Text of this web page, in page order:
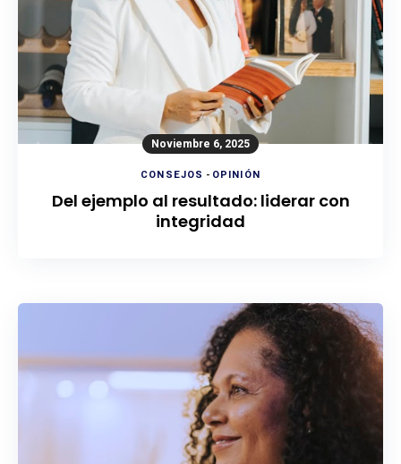
Noviembre 6, 2025
CONSEJOS - OPINIÓN
Del ejemplo al resultado: liderar con
integridad